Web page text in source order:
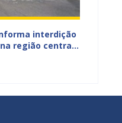
interdição
região central